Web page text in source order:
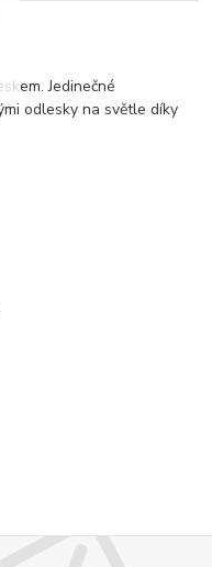
Jedinečné
odlesky na světle díky